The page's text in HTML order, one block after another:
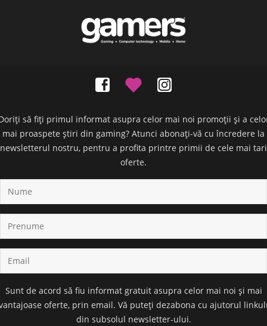
să fiți primul informat asupra celor mai noi promoții și a
mai proaspete știri din gaming? Atunci abonați-vă cu încredere la
newsletterul nostru, pentru a profita printre primii de cele mai tari
oferte.
Sunt de acord să fiu informat gratuit asupra celor mai noi și mai
oferte, prin email. Vă puteți dezabona cu ajutorul
din subsolul newsletter-ului.